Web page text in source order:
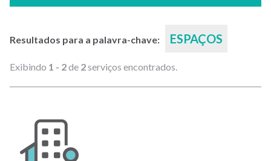
Resultados para a palavra-chave: ESPAÇOS
Exibindo 1 - 2de 2serviços encontrados.